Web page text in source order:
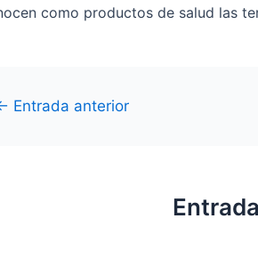
como productos de salud las
Entrada anterior